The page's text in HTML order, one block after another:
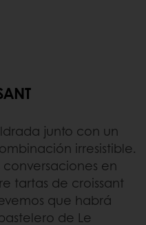
junto con un
irresistible.
en
tartas de croissant
que habrá
de Le